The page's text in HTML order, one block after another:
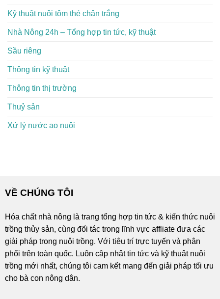
Kỹ thuật nuôi tôm thẻ chân trắng
Nhà Nông 24h – Tổng hợp tin tức, kỹ thuật
Sầu riêng
Thông tin kỹ thuật
Thông tin thị trường
Thuỷ sản
Xử lý nước ao nuôi
VỀ CHÚNG TÔI
Hóa chất nhà nông là trang tổng hợp tin tức & kiến thức nuôi
trồng thủy sản, cùng đối tác trong lĩnh vực affliate đưa các
giải pháp trong nuôi trồng. Với tiêu trí trực tuyến và phân
phối trên toàn quốc. Luôn cập nhật tin tức và kỹ thuật nuôi
trồng mới nhất, chúng tôi cam kết mang đến giải pháp tối ưu
cho bà con nông dân.